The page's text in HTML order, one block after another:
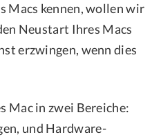
Macs kennen, wollen wir
Neustart Ihres Macs
erzwingen, wenn dies
Mac in zwei Bereiche:
und Hardware-